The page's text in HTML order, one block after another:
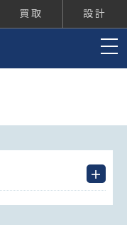
買取 設計